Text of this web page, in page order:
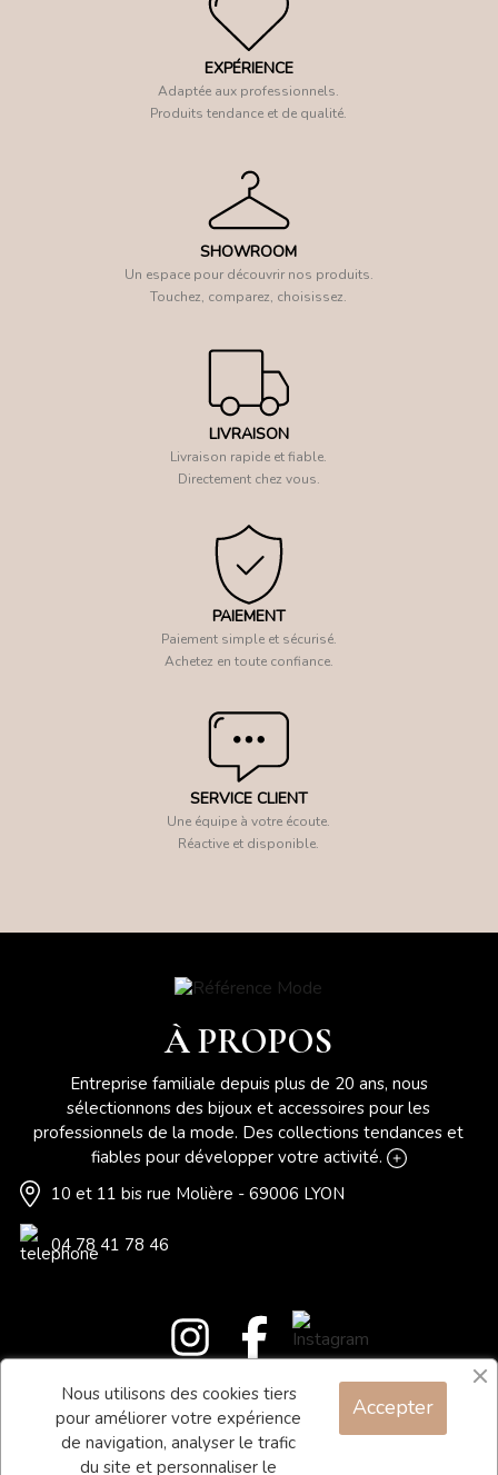
EXPÉRIENCE
Adaptée aux professionnels.
Produits tendance et de qualité.
SHOWROOM
Un espace pour découvrir nos produits.
Touchez, comparez, choisissez.
LIVRAISON
Livraison rapide et fiable.
Directement chez vous.
PAIEMENT
Paiement simple et sécurisé.
Achetez en toute confiance.
SERVICE CLIENT
Une équipe à votre écoute.
Réactive et disponible.
À PROPOS
Entreprise familiale depuis plus de 20 ans, nous
sélectionnons des bijoux et accessoires pour les
professionnels de la mode. Des collections tendances et
fiables pour développer votre activité.
10 et 11 bis rue Molière - 69006 LYON
04 78 41 78 46
Blog
Contact
Conditions générales de vente
Nous utilisons des cookies tiers
pour améliorer votre expérience
de navigation, analyser le trafic
du site et personnaliser le
Accepter